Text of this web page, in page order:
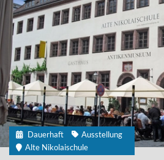
Dauerhaft
Ausstellung
Alte Nikolaischule